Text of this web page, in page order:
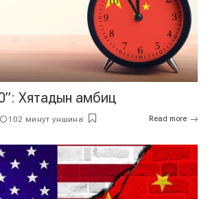
Хятадын амбиц
102 минут уншина Read more